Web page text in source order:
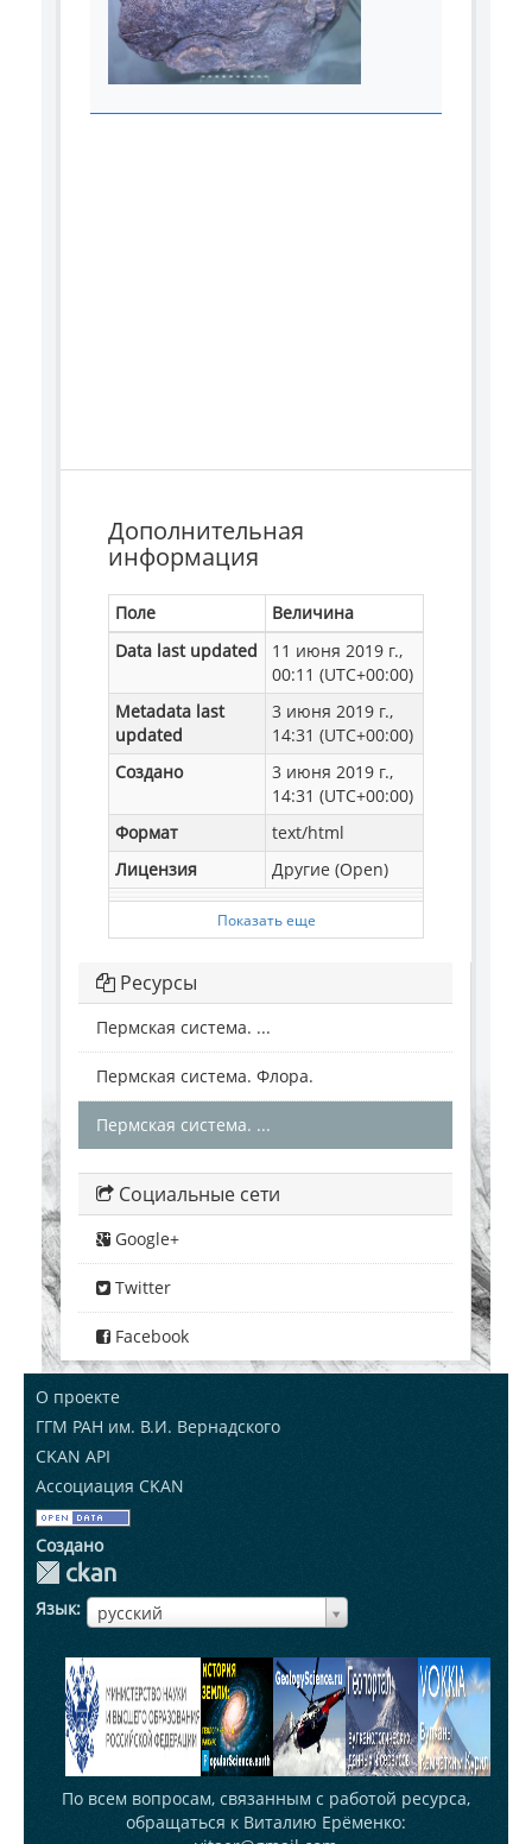
Дополнительная
информация
Поле
Величина
Data last updated
11 июня 2019 г.,
00:11 (UTC+00:00)
Metadata last
updated
3 июня 2019 г.,
14:31 (UTC+00:00)
Создано
3 июня 2019 г.,
14:31 (UTC+00:00)
Формат
text/html
Лицензия
Другие (Open)
Показать еще
Ресурсы
Пермская система. ...
Пермская система. Флора.
Пермская система. ...
Социальные сети
Google+
Twitter
Facebook
О проекте
ГГМ РАН им. В.И. Вернадского
CKAN API
Ассоциация CKAN
Создано
Язык русский
ЯзыкЯзык
По всем вопросам, связанным с работой ресурса,
обращаться к Виталию Ерёменко: